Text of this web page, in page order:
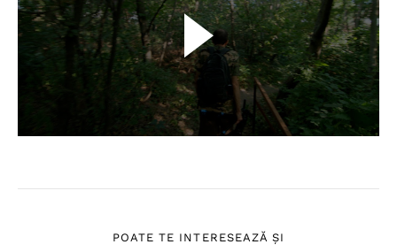
POATE TE INTERESEAZĂ ȘI